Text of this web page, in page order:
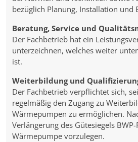
bezüglich Planung, Installation und
Beratung, Service und
Der Fachbetrieb hat ein
unterzeichnen, welches weiter
ist.
Weiterbildung und
Der Fachbetrieb verpflichtet sich,
regelmäßig den Zugang zu
Wärmepumpen zu ermöglichen.
Verlängerung des Gütesiegels
Wärmepumpe vorzulegen.